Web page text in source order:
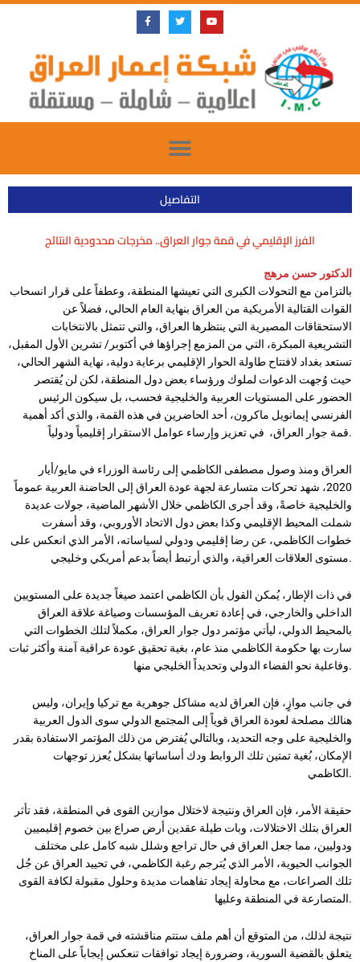
Skip
F
a
c
e
o
k
T
w
i
t
e
r
Y
o
u
t
e
التفاصيل
الفرز الإقليمي في قمة جوار العراق.. مخرجات محدودية النتائج
الدكتور حسن مرهج
بالتزامن مع التحولات الكبرى التي تعيشها المنطقة، وعطفاً على قرار انسحاب
القوات القتالية الأمريكية من العراق بنهاية العام الحالي، فضلاً عن
الاستحقاقات المصيرية التي ينتظرها العراق، والتي تتمثل بالانتخابات
التشريعية المبكرة، التي من المزمع إجراؤها في أكتوبر/ تشرين الأول المقبل،
تستعد بغداد لافتتاح طاولة الحوار الإقليمي برعاية دولية، نهاية الشهر الحالي،
حيث وُجهت الدعوات لملوك ورؤساء بعض دول المنطقة، لكن لن يُقتصر
الحضور على المستويات العربية والخليجية فحسب، بل سيكون الرئيس
الفرنسي إيمانويل ماكرون، أحد الحاضرين في هذه القمة، والذي أكد أهمية
قمة جوار العراق، ‏ في تعزيز وإرساء عوامل الاستقرار إقليمياً ودولياً.
العراق ومنذ وصول مصطفى الكاظمي إلى رئاسة الوزراء في مايو/أيار
2020، شهد تحركات متسارعة لجهة عودة العراق إلى الحاضنة العربية عموماً
والخليجية خاصةً، وقد أجرى الكاظمي خلال الأشهر الماضية، جولات عديدة
شملت المحيط الإقليمي وكذا بعض دول الاتحاد الأوروبي، وقد أسفرت
خطوات الكاظمي، عن رضا إقليمي ودولي لسياساته، الأمر الذي انعكس على
مستوى العلاقات العراقية، والذي أرتبط أيضاً بدعم أمريكي وخليجي.
في ذات الإطار، يُمكن القول بأن الكاظمي اعتمد صيغاً جديدة على المستويين
الداخلي والخارجي، في إعادة تعريف المؤسسات وصياغة علاقة العراق
بالمحيط الدولي، ليأتي مؤتمر دول جوار العراق، مكملاً لتلك الخطوات التي
سارت بها حكومة الكاظمي منذ عام، بغية تحقيق عودة عراقية آمنة وأكثر ثبات
وفاعلية نحو الفضاء الدولي وتحديداً الخليجي منها.
في جانب موازٍ، فإن العراق لديه مشاكل جوهرية مع تركيا وإيران، وليس
هنالك مصلحة لعودة العراق قوياً إلى المجتمع الدولي سوى الدول العربية
والخليجية على وجه التحديد، وبالتالي يُفترض من ذلك المؤتمر الاستفادة بقدر
الإمكان، بُغية تمتين تلك الروابط ودك أساساتها بشكل يُعزز توجهات
الكاظمي.
حقيقة الأمر، فإن العراق ونتيجة لاختلال موازين القوى في المنطقة، فقد تأثر
العراق بتلك الاختلالات، وبات طيلة عقدين أرض صراع بين خصوم إقليميين
ودوليين، مما جعل العراق في حال تراجع وشلل شبه كامل على مختلف
الجوانب الحيوية، الأمر الذي يُترجم رغبة الكاظمي، في تحييد العراق عن جُل
تلك الصراعات، مع محاولة إيجاد تفاهمات مديدة وحلول مقبولة لكافة القوى
المتصارعة في المنطقة وعليها.
نتيجة لذلك، من المتوقع أن أهم ملف ستتم مناقشته في قمة جوار العراق،
يتعلق بالقضية السورية، وضرورة إيجاد توافقات تنعكس إيجاباً على المناخ